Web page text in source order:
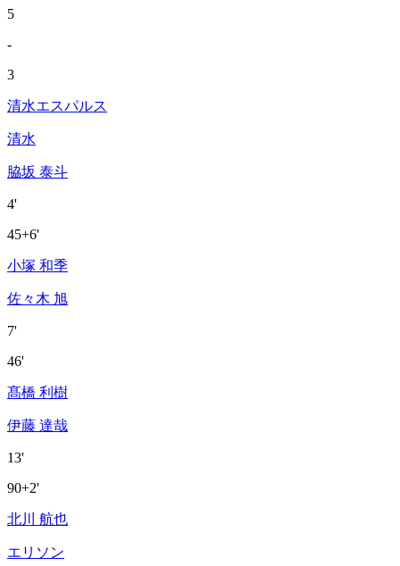
5
-
3
清水エスパルス
清水
脇坂 泰斗
4'
45+6'
小塚 和季
佐々木 旭
7'
46'
髙橋 利樹
伊藤 達哉
13'
90+2'
北川 航也
エリソン